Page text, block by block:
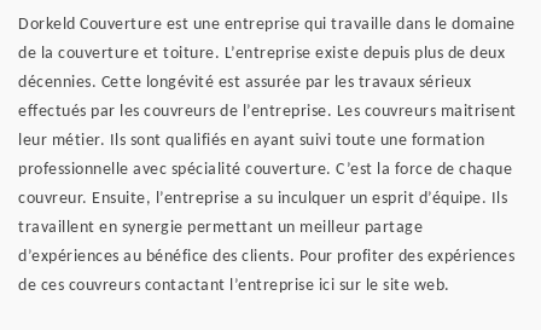
Dorkeld Couverture est une entreprise qui travaille dans le domaine
de la couverture et toiture. L’entreprise existe depuis plus de deux
décennies. Cette longévité est assurée par les travaux sérieux
effectués par les couvreurs de l’entreprise. Les couvreurs maitrisent
leur métier. Ils sont qualifiés en ayant suivi toute une formation
professionnelle avec spécialité couverture. C’est la force de chaque
couvreur. Ensuite, l’entreprise a su inculquer un esprit d’équipe. Ils
travaillent en synergie permettant un meilleur partage
d’expériences au bénéfice des clients. Pour profiter des expériences
de ces couvreurs contactant l’entreprise ici sur le site web.